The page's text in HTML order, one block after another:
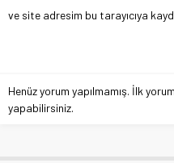
ve site adresim bu tarayıcıya
Henüz yorum yapılmamış. İlk
yapabilirsiniz.